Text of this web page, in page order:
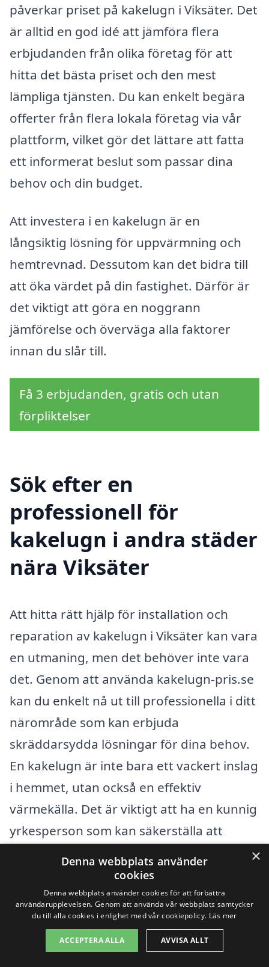
påverkar priset på kakelugn i Viksäter. Det
är alltid en god idé att jämföra flera
erbjudanden från olika företag för att
hitta det bästa priset och den mest
lämpliga tjänsten. Du kan enkelt begära
offerter från flera lokala företag via vår
plattform, vilket gör det lättare att fatta
ett informerat beslut som passar dina
behov och din budget.
Att investera i en kakelugn är en
långsiktig lösning för uppvärmning och
hemtrevnad. Dessutom kan det bidra till
att öka värdet på din fastighet. Därför är
det viktigt att göra en noggrann
jämförelse och överväga alla faktorer
innan du slår till.
Få 3 erbjudanden, gratis och utan
förpliktelser
Sök efter en
professionell för
kakelugn i andra städer
nära Viksäter
Att hitta rätt hjälp för installation och
reparation av kakelugn i Viksäter kan vara
en utmaning, men det behöver inte vara
det. Genom att använda kakelugn-pris.se
kan du enkelt nå ut till professionella i ditt
närområde som kan erbjuda
skräddarsydda lösningar för dina behov.
En kakelugn är inte bara ett vackert inslag
i hemmet, utan också en effektiv
värmekälla. Det är viktigt att ha en kunnig
yrkesperson som kan säkerställa att
När du letar efter tjänster relaterade till
kakelugn i Viksäter, kan du också
överväga att utvidga din sökning till
omkringliggande städer. Här är några av
×
Denna webbplats använder
cookies
Denna webbplats använder cookies för att förbättra
användarupplevelsen. Genom att använda vår webbplats samtycker
du till alla cookies i enlighet med vår cookiepolicy. Läs mer
ACCEPTERA ALLA AVVISA ALLT